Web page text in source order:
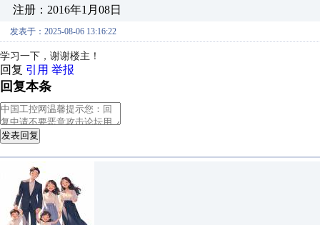
注册：2016年1月08日
发表于：2025-08-06 13:16:22
学习一下，谢谢楼主！
回复 引用 举报
回复本条
发表回复